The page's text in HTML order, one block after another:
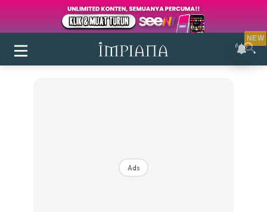
Login|Register
Ads
NEW